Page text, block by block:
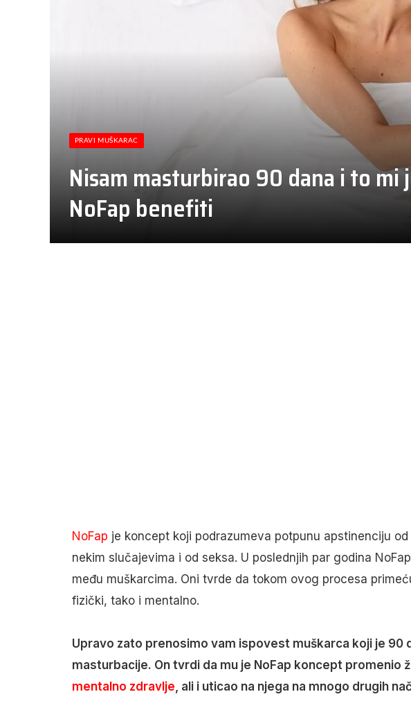
PRAVI MUŠKARAC
Nisam masturbirao 90 dana i to
NoFap benefiti
NoFap je koncept koji podrazumeva potpunu apstinenciju
nekim slučajevima i od seksa. U poslednjih par godina
među muškarcima. Oni tvrde da tokom ovog procesa
fizički, tako i mentalno.
Upravo zato prenosimo vam ispovest muškarca koji je 90
masturbacije. On tvrdi da mu je NoFap koncept promenio
mentalno zdravlje, ali i uticao na njega na mnogo drugih